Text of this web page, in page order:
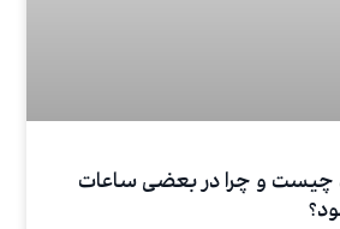
چیست و چرا در بعضی ساعات